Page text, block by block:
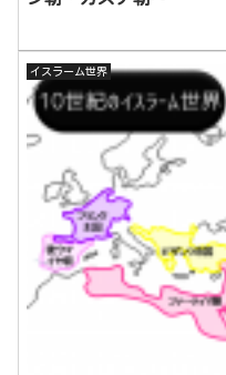
イスラーム世界